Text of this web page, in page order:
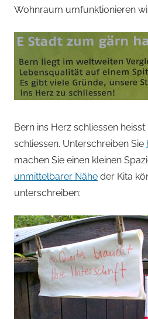
Wohnraum umfunktionieren
Bern ins Herz schliessen
schliessen. Unterschreiben Sie
machen Sie einen kleinen
unmittelbarer Nähe der Kita
unterschreiben: